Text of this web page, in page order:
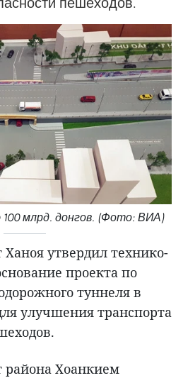
млрд. донгов. (Фото: ВИА)
утвердил технико-
проекта по
туннеля в
улучшения транспорта
Хоанкием